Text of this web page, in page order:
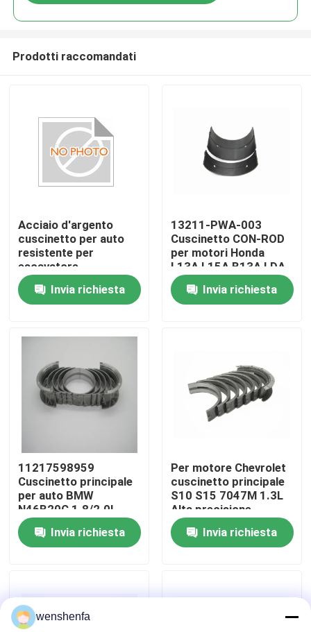
Casa.
Prodotti
Su di noi
Visita alla fabbrica
Contattaci
Notizie
CUSCINETTO PRINCIPALE DEL MOTORE
Prodotti raccomandati
Acciaio d'argento
cuscinetto per auto
resistente per
escavatore
Invia richiesta
13211-PWA-003
Cuscinetto CON-ROD
per motori Honda
L13A L15A B13A LDA
resistente all'usura
Invia richiesta
11217598959
Cuscinetto principale
per auto BMW
N46B20C 1.8/2.0L
Qualità del pozzo
Invia richiesta
Per motore Chevrolet
cuscinetto principale
S10 S15 7047M 1.3L
Alta precisione
Invia richiesta
wenshenfa